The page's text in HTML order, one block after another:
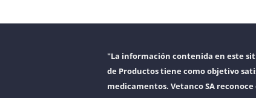
"La información contenida en este
de Productos tiene como objetivo
medicamentos. Vetanco SA